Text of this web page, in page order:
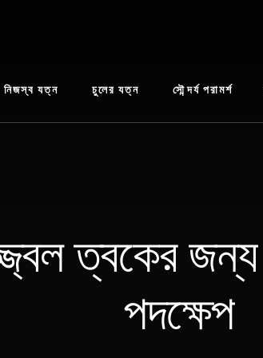
নিজস্ব যত্ন চুলের যত্ন সৌন্দর্য পরামর্শ
ত্বকের জন্য
পদক্ষেপ